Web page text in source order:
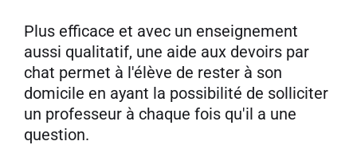
Plus efficace et avec un enseignement
aussi qualitatif, une aide aux devoirs par
chat permet à l'élève de rester à son
domicile en ayant la possibilité de solliciter
un professeur à chaque fois qu'il a une
question.